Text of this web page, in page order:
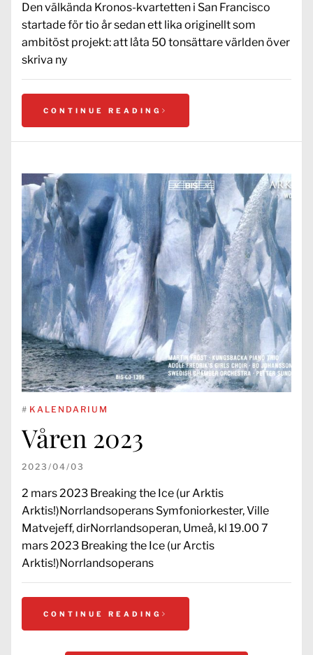
Den välkända Kronos-kvartetten i San Francisco
startade för tio år sedan ett lika originellt som
ambitöst projekt: att låta 50 tonsättare världen över
skriva ny
CONTINUE READING
# KALENDARIUM
Våren 2023
2023/04/03
2 mars 2023 Breaking the Ice (ur Arktis
Arktis!)Norrlandsoperans Symfoniorkester, Ville
Matvejeff, dirNorrlandsoperan, Umeå, kl 19.00 7
mars 2023 Breaking the Ice (ur Arctis
Arktis!)Norrlandsoperans
CONTINUE READING